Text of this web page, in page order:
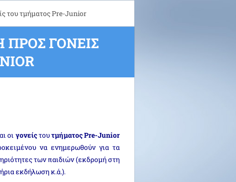
του τμήματος Pre-Junior
ΠΡΟΣ ΓΟΝΕΊΣ
οι γονείςτουτμήματος Pre-Junior
να ενημερωθούν για τα
των παιδιών (εκδρομή στη
εκδήλωση κ.ά.).